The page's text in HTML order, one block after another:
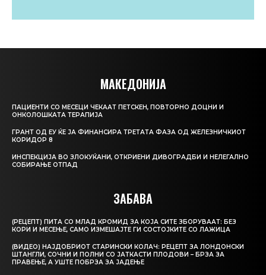
МАКЕДОНИЈА
ПАЦИЕНТИ СО МЕСЕЦИ ЧЕКААТ ПЕТСКЕН, ПОВТОРНО ДОЦНИ И
ОНКОЛОШКАТА ТЕРАПИЈА
ГРАНТ ОД ЕУ ЌЕ ЈА ФИНАНСИРА ТРЕТАТА ФАЗА ОД ЖЕЛЕЗНИЧКИОТ
КОРИДОР 8
ИНСПЕКЦИЈА ВО ЗЛОКУЌАНИ, ОТКРИЕНИ ДИВОГРАДБИ И НЕЛЕГАЛНО
СОБИРАЊЕ ОТПАД
ЗАБАВА
(РЕЦЕПТ) ПИТА СО МЛАД КРОМИД ЗА КОЈА СИТЕ ЗБОРУВААТ: БЕЗ
КОРИ И МЕСЕЊЕ, САМО ИЗМЕШАЈТЕ ГИ СОСТОЈКИТЕ СО ЛАЖИЦА
(ВИДЕО) НАЈДОБРИОТ СТАРИНСКИ КОЛАЧ: РЕЦЕПТ ЗА ЛОНДОНСКИ
ШТАНГЛИ, СОЧНИ И ПОЛНИ СО ЈАТКАСТИ ПЛОДОВИ – БРЗА ЗА
ПРАВЕЊЕ, А УШТЕ ПОБРЗА ЗА ЈАДЕЊЕ